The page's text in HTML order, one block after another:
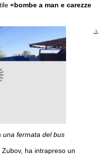
«bombe a man e carezze
una fermata del bus
ha intrapreso un